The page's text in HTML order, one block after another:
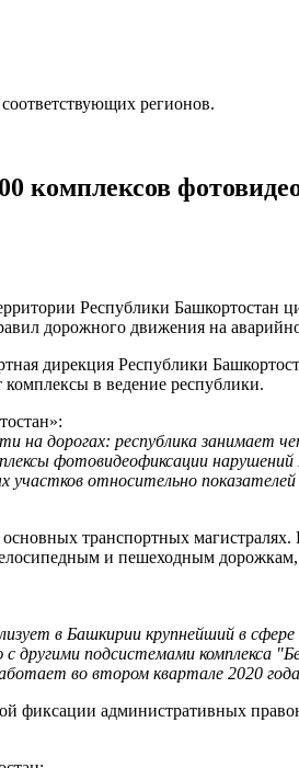
регионов.
комплексов
Республики Башкортостан
дорожного движения на
дирекция Республики
комплексы в ведение республики.
дорогах: республика занимает
фотовидеофиксации
относительно
транспортных
и пешеходным
в Башкирии крупнейший в
подсистемами комплекса
во втором квартале 2020
фиксации административных